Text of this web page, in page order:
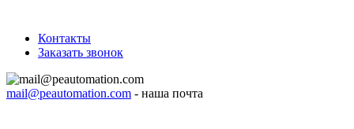
Контакты
Заказать звонок
mail@peautomation.com - наша почта